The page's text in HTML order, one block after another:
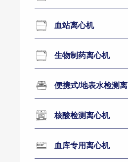
血站离心机
生物制药离心机
便携式/地表水检测离心机
核酸检测离心机
血库专用离心机